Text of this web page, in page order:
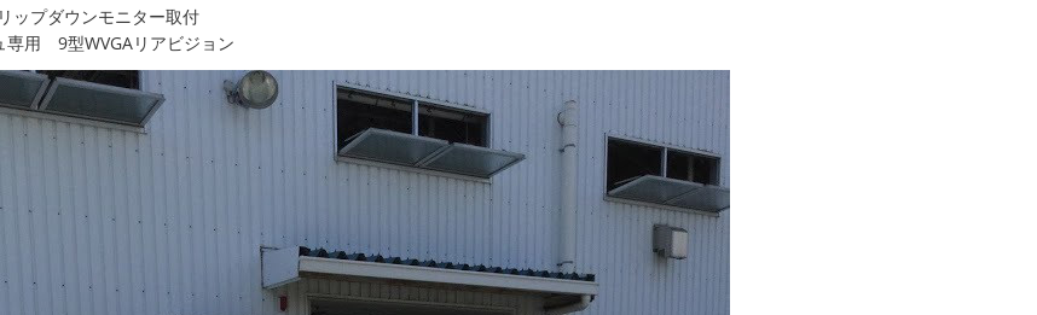
ップダウンモニター取付
専用 9型WVGAリアビジョン